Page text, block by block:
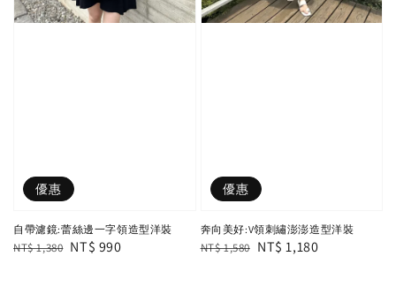
優惠
自帶濾鏡:蕾絲邊一字領造型洋裝
Regular
NT$ 1,380 Sale
NT$ 990
優惠
奔向美好:V領刺繡澎澎造型洋裝
Regular
NT$ 1,580 Sale
NT$ 1,180